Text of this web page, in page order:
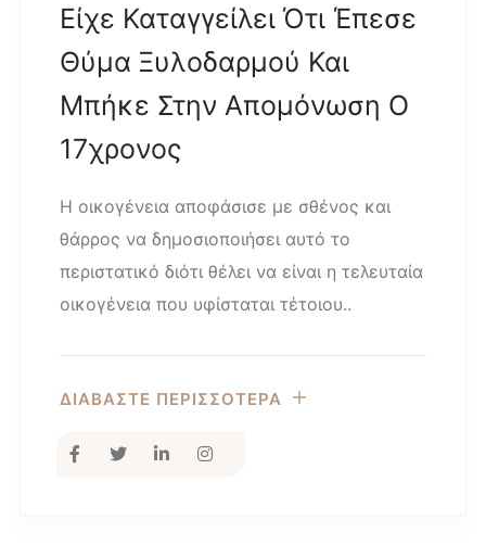
Είχε Καταγγείλει Ότι Έπεσε
Θύμα Ξυλοδαρμού Και
Μπήκε Στην Απομόνωση Ο
17χρονος
Η οικογένεια αποφάσισε με σθένος και
θάρρος να δημοσιοποιήσει αυτό το
περιστατικό διότι θέλει να είναι η τελευταία
οικογένεια που υφίσταται τέτοιου..
ΔΙΑΒΑΣΤΕ ΠΕΡΙΣΣΟΤΕΡΑ